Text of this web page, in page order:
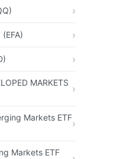
MARKETS
Markets ETF
Markets ETF